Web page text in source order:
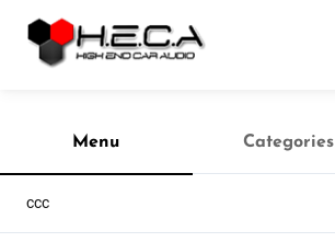
content
Menu Categories
ccc